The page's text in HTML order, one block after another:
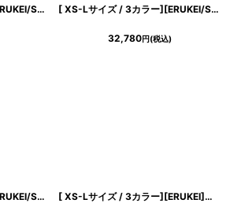
[ XS-Lサイズ / 1カラー][ERUKEI/SETTAN]ノースリーブ・バイカラー・花柄・切替・ハイウエスト・フレア・Aライン・ロングドレス[送料無料] [ XS-Lサイズ / 3カラー][ERUKEI/SETTAN]総レース・スパンコール・シアー・ギャザー・Vネック・ノースリーブ・ハイウエスト・タイト・マーメイド・ロングドレス[送料無料]
32,780円(税込)
[ XS-Lサイズ / 1カラー][ERUKEI/SETTAN]フラワープリント・花柄・ハイウエスト・ノースリーブ・ボートネック・Aライン・ロングドレス[送料無料] [ XS-Lサイズ / 3カラー][ERUKEI]シンプル・胸元スリットカット・ノースリーブ・ストレッチ・タイト・マーメイド・ロングドレス[送料無料]